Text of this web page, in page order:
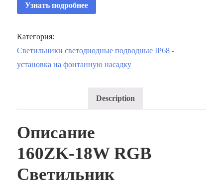
Узнать подробнее
Категория:
Светильники светодиодные подводные IP68 -
установка на фонтанную насадку
Description
Описание
160ZK-18W RGB
Светильник